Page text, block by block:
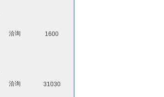
洽询 1600
洽询 31030